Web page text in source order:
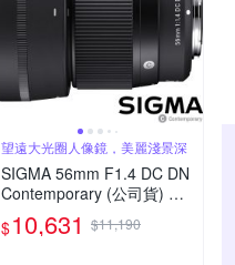
望遠大光圈人像鏡，美麗淺景深
SIGMA 56mm F1.4 DC DN
Contemporary (公司貨) 望
遠大光圈定焦鏡頭 人像鏡 A
PS-C 無反微單眼專用鏡頭
$10,631 $11,190